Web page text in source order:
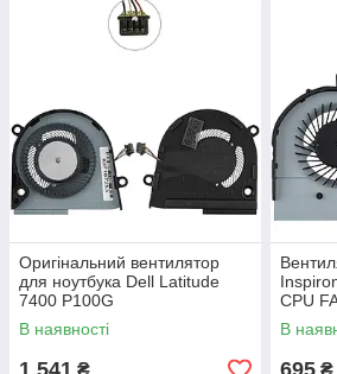
Оригінальний вентилятор
для ноутбука Dell Latitude
7400 P100G
В наявності
1 541 ₴
CPU
В
695 ₴